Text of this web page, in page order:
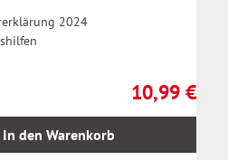
2024
Regulärer
10,99 €
In den Warenkorb